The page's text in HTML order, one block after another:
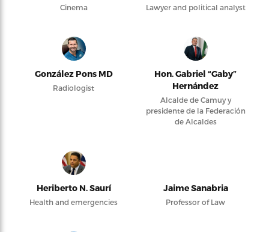
Cinema Lawyer and political analyst
González Pons MD
Radiologist
Hon. Gabriel “Gaby”
Hernández
Alcalde de Camuy y
presidente de la Federación
de Alcaldes
Heriberto N. Saurí
Health and emergencies
Jaime Sanabria
Professor of Law